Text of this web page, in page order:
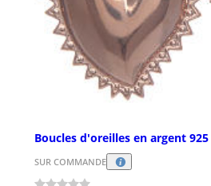
Boucles d'oreilles en argent
SUR COMMANDE